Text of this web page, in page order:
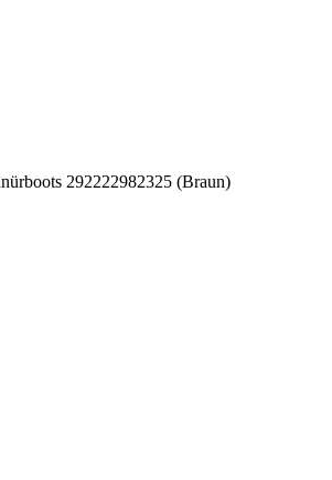
292222982325 (Braun)